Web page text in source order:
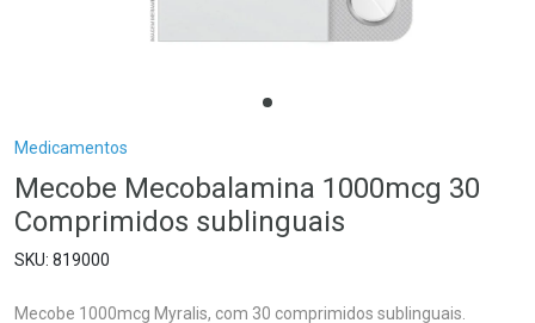
Breadcrumb
Medicamentos
Mecobe Mecobalamina 1000mcg 30
Comprimidos sublinguais
819000
Mecobe 1000mcg Myralis, com 30 comprimidos sublinguais.